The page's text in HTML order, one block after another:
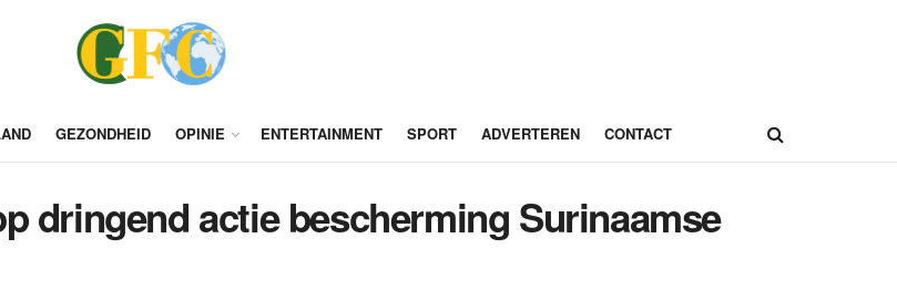
GEZONDHEID OPINIE ENTERTAINMENT SPORT ADVERTEREN CONTACT
dringend actie bescherming Surinaamse